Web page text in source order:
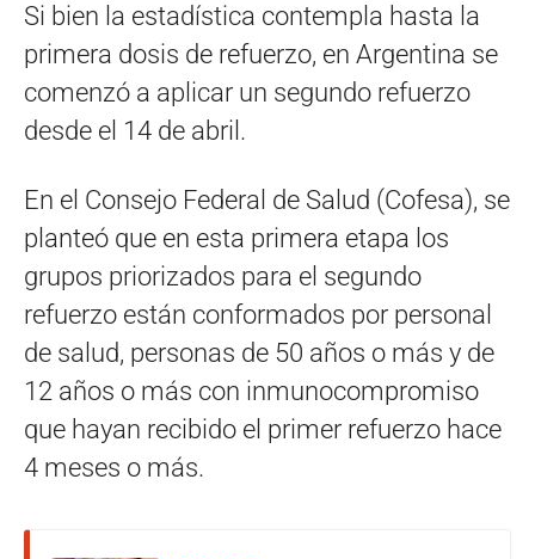
Si bien la estadística contempla hasta la
primera dosis de refuerzo, en Argentina se
comenzó a aplicar un segundo refuerzo
desde el 14 de abril.
En el Consejo Federal de Salud (Cofesa), se
planteó que en esta primera etapa los
grupos priorizados para el segundo
refuerzo están conformados por personal
de salud, personas de 50 años o más y de
12 años o más con inmunocompromiso
que hayan recibido el primer refuerzo hace
4 meses o más.